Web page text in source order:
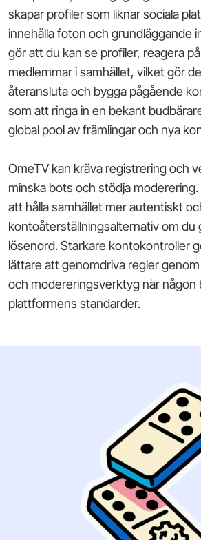
skapar profiler som liknar sociala
innehålla foton och grundläggande
gör att du kan se profiler, reagera
medlemmar i samhället, vilket gör
återansluta och bygga pågående
som att ringa in en bekant
global pool av främlingar och nya
OmeTV kan kräva registrering och
minska bots och stödja moderering.
att hålla samhället mer autentiskt
kontoåterställningsalternativ om du
lösenord. Starkare kontokontroller
lättare att genomdriva regler
och modereringsverktyg när någon
plattformens standarder.